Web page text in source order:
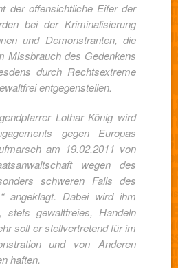
der offensichtliche Eifer der
bei der Kriminalisierung
und Demonstranten, die
Missbrauch des Gedenkens
durch Rechtsextreme
entgegenstellen.
Lothar König wird
gegen Europas
am 19.02.2011 von
wegen des
schweren Falls des
angeklagt. Dabei wird ihm
stets gewaltfreies, Handeln
soll er stellvertretend für im
und von Anderen
haften.